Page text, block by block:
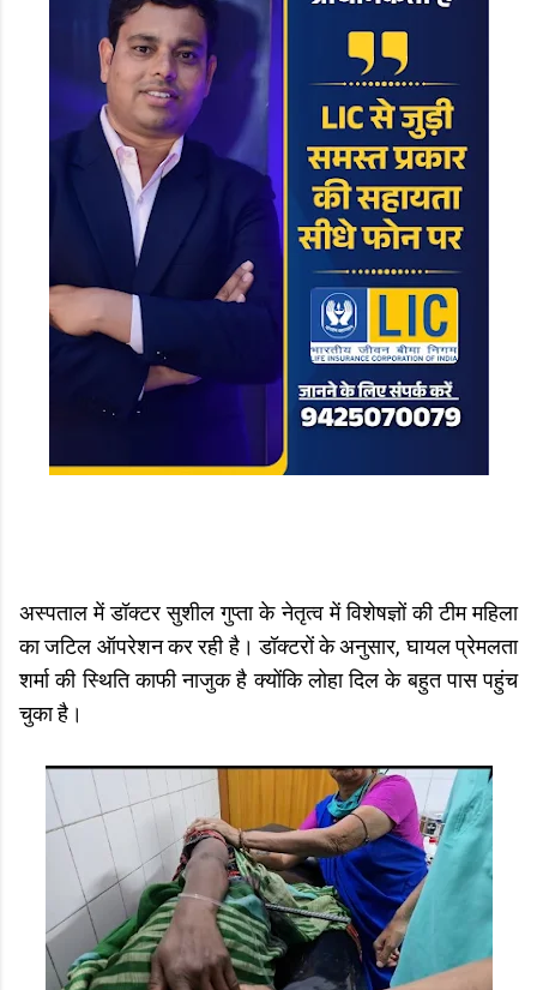
अस्पताल में डॉक्टर सुशील गुप्ता के नेतृत्व में विशेषज्ञों की टीम महिला
का जटिल ऑपरेशन कर रही है। डॉक्टरों के अनुसार, घायल प्रेमलता
शर्मा की स्थिति काफी नाजुक है क्योंकि लोहा दिल के बहुत पास पहुंच
चुका है।